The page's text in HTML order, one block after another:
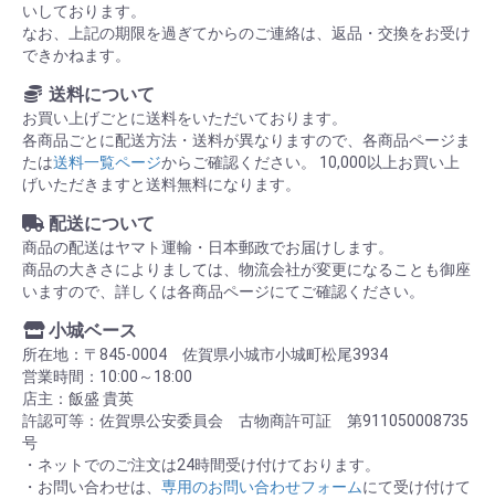
いしております。
なお、上記の期限を過ぎてからのご連絡は、返品・交換をお受け
できかねます。
送料について
お買い上げごとに送料をいただいております。
各商品ごとに配送方法・送料が異なりますので、各商品ページま
たは送料一覧ページからご確認ください。 10,000以上お買い上
げいただきますと送料無料になります。
配送について
商品の配送はヤマト運輸・日本郵政でお届けします。
商品の大きさによりましては、物流会社が変更になることも御座
いますので、詳しくは各商品ページにてご確認ください。
小城ベース
所在地：〒845-0004 佐賀県小城市小城町松尾3934
営業時間：10:00～18:00
店主：飯盛 貴英
許認可等：佐賀県公安委員会 古物商許可証 第911050008735
号
・ネットでのご注文は24時間受け付けております。
・お問い合わせは、 専用のお問い合わせフォームにて受け付けて